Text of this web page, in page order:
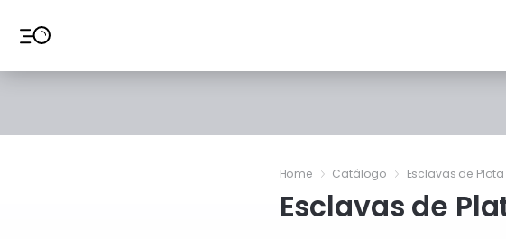
Home Catálogo Esclavas de Plata
Esclavas de